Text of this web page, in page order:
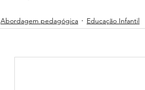
Abordagem pedagógica Educação Infantil